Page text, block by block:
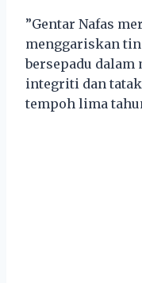
”Gentar Nafas
menggariskan
bersepadu dalam
integriti dan
tempoh lima